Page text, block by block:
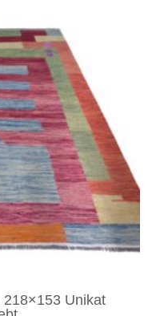
218×153 Unikat